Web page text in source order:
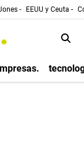
- EEUU y Ceuta -